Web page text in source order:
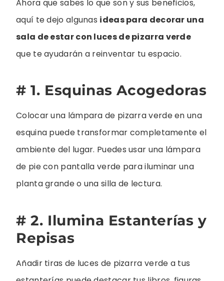
Ahora que sabes lo que son y sus beneficios,
aquí te dejo algunas ideas para decorar una
sala de estar con luces de pizarra verde
que te ayudarán a reinventar tu espacio.
# 1. Esquinas Acogedoras
Colocar una lámpara de pizarra verde en una
esquina puede transformar completamente el
ambiente del lugar. Puedes usar una lámpara
de pie con pantalla verde para iluminar una
planta grande o una silla de lectura.
# 2. Ilumina Estanterías y
Repisas
Añadir tiras de luces de pizarra verde a tus